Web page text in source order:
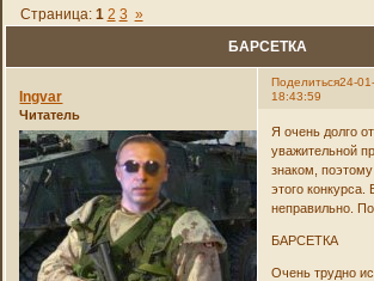
БАРСЕТКА
Страница: 1 2 3 »
Поделиться24-
18:43:59
Ingvar
Читатель
Я очень долго
уважительной
знаком,
этого конкурса.
неправильно.
БАРСЕТКА
Очень трудно